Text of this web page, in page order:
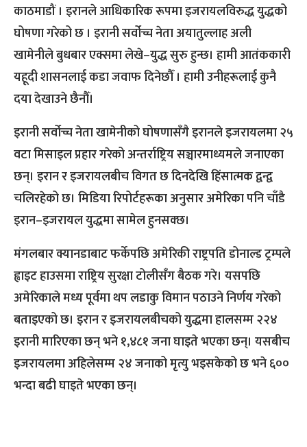
काठमाडौं । इरानले आधिकारिक रूपमा इजरायलविरुद्ध युद्धको
घोषणा गरेको छ । इरानी सर्वोच्च नेता अयातुल्लाह अली
खामेनीले बुधबार एक्समा लेखे–युद्ध सुरु हुन्छ। हामी आतंककारी
यहूदी शासनलाई कडा जवाफ दिनेछौँ । हामी उनीहरूलाई कुनै
दया देखाउने छैनौँ।
इरानी सर्वोच्च नेता खामेनीको घोषणासँगै इरानले इजरायलमा २५
वटा मिसाइल प्रहार गरेको अन्तर्राष्ट्रिय सञ्चारमाध्यमले जनाएका
छन्। इरान र इजरायलबीच विगत छ दिनदेखि हिंसात्मक द्वन्द्व
चलिरहेको छ। मिडिया रिपोर्टहरूका अनुसार अमेरिका पनि चाँडै
इरान–इजरायल युद्धमा सामेल हुनसक्छ।
मंगलबार क्यानडाबाट फर्केपछि अमेरिकी राष्ट्रपति डोनाल्ड ट्रम्पले
ह्वाइट हाउसमा राष्ट्रिय सुरक्षा टोलीसँग बैठक गरे। यसपछि
अमेरिकाले मध्य पूर्वमा थप लडाकु विमान पठाउने निर्णय गरेको
बताइएको छ। इरान र इजरायलबीचको युद्धमा हालसम्म २२४
इरानी मारिएका छन् भने १,४८१ जना घाइते भएका छन्। यसबीच
इजरायलमा अहिलेसम्म २४ जनाको मृत्यु भइसकेको छ भने ६००
भन्दा बढी घाइते भएका छन्।